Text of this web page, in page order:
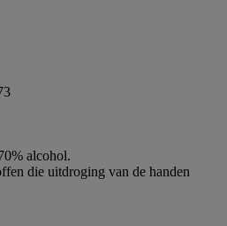
alcohol.
die uitdroging van de handen